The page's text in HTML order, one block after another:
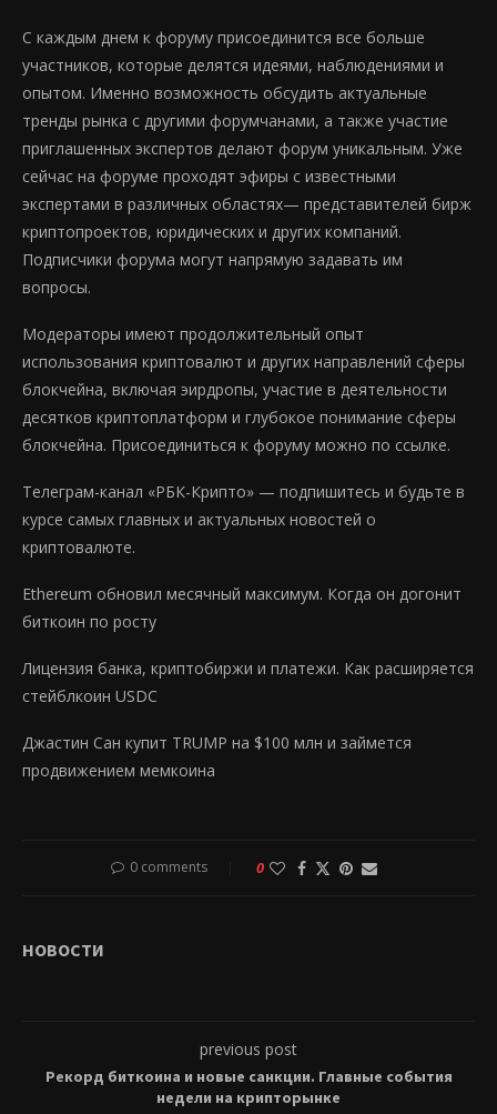
С каждым днем к форуму присоединится все больше
участников, которые делятся идеями, наблюдениями и
опытом. Именно возможность обсудить актуальные
тренды рынка с другими форумчанами, а также участие
приглашенных экспертов делают форум уникальным. Уже
сейчас на форуме проходят эфиры с известными
экспертами в различных областях— представителей бирж
криптопроектов, юридических и других компаний.
Подписчики форума могут напрямую задавать им
вопросы.
Модераторы имеют продолжительный опыт
использования криптовалют и других направлений сферы
блокчейна, включая эирдропы, участие в деятельности
десятков криптоплатформ и глубокое понимание сферы
блокчейна. Присоединиться к форуму можно по ссылке.
Телеграм-канал «РБК-Крипто» — подпишитесь и будьте в
курсе самых главных и актуальных новостей о
криптовалюте.
Ethereum обновил месячный максимум. Когда он догонит
биткоин по росту
Лицензия банка, криптобиржи и платежи. Как расширяется
стейблкоин USDС
Джастин Сан купит TRUMP на $100 млн и займется
продвижением мемкоина
0 comments 0
НОВОСТИ
previous post
Рекорд биткоина и новые санкции. Главные события
недели на крипторынке